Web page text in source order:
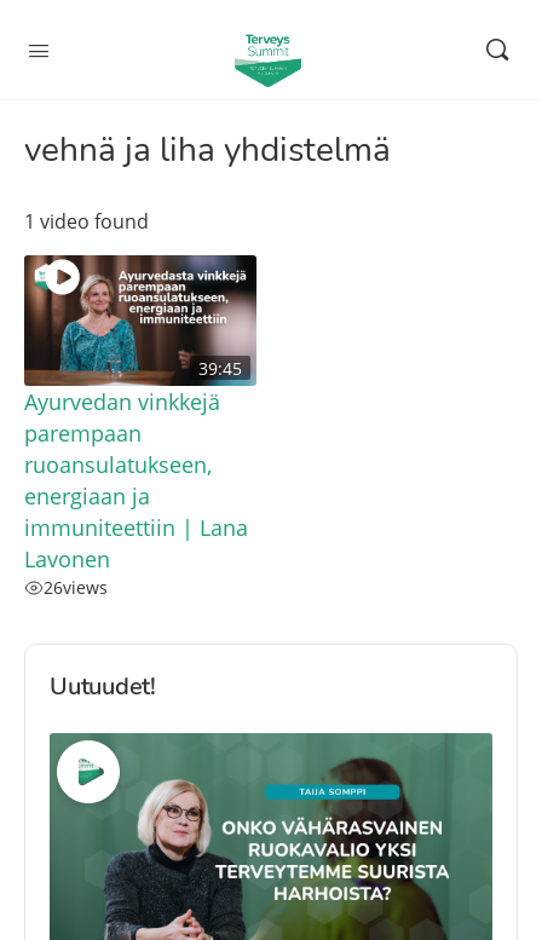
vehnä ja liha yhdistelmä
1 video found
39:45
Ayurvedan vinkkejä
parempaan
ruoansulatukseen,
energiaan ja
immuniteettiin | Lana
Lavonen
26views
Uutuudet!